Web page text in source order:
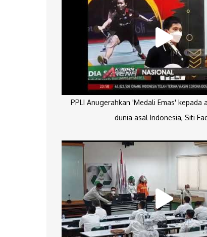
PPLI Anugerahkan 'Medali Emas' kepada
dunia asal Indonesia, Siti